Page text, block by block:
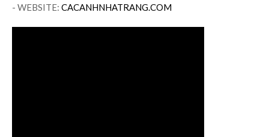
- WEBSITE: CACANHNHATRANG.COM